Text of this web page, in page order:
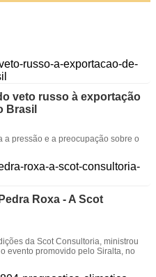
veto russo à exportação
Brasil
a pressão e a preocupação sobre o
Roxa - A Scot
da Scot Consultoria, ministrou
evento promovido pelo Siralta, no